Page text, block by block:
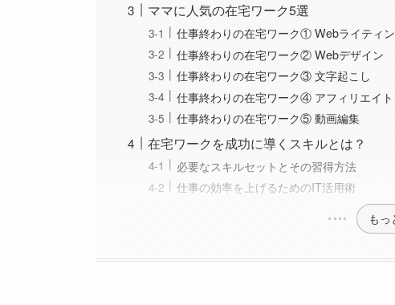
ママに人気の在宅ワーク5選
仕事終わりの在宅ワーク① Webライティ
仕事終わりの在宅ワーク② Webデザイン
仕事終わりの在宅ワーク③ 文字起こし
仕事終わりの在宅ワーク④ アフィリエイト
仕事終わりの在宅ワーク⑤ 動画編集
在宅ワークを成功に導くスキルとは？
必要なスキルセットとその習得方法
仕事の効率を上げるためのIT活用術
もっ